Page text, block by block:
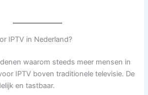
IPTV in Nederland?
waarom steeds meer mensen in
IPTV boven traditionele televisie. De
en tastbaar.